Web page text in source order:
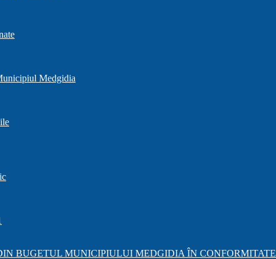
Medgidia
BUGETUL MUNICIPIULUI MEDGIDIA ÎN CONFORMITATE